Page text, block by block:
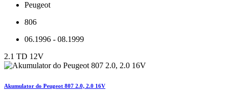
Peugeot
806
06.1996 - 08.1999
2.1 TD 12V
Akumulator do Peugeot 807 2.0, 2.0 16V